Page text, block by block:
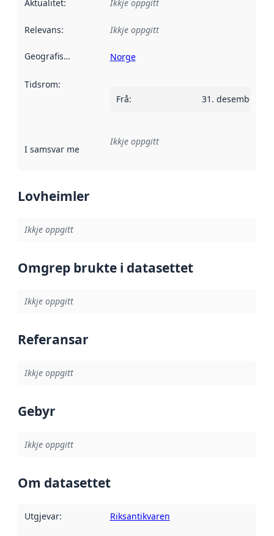
Aktualitet: Ikkje oppgitt
Relevans: Ikkje oppgitt
Geografisk område Norge
Tidsrom:
Frå: 31. desember
I samsvar med Referanse til ei implementeringsregel eller
Ikkje oppgitt
Lovheimler
Ikkje oppgitt
Omgrep brukte i datasettet
Ikkje oppgitt
Referansar
Ikkje oppgitt
Gebyr
Ikkje oppgitt
Om datasettet
Utgjevar: Riksantikvaren